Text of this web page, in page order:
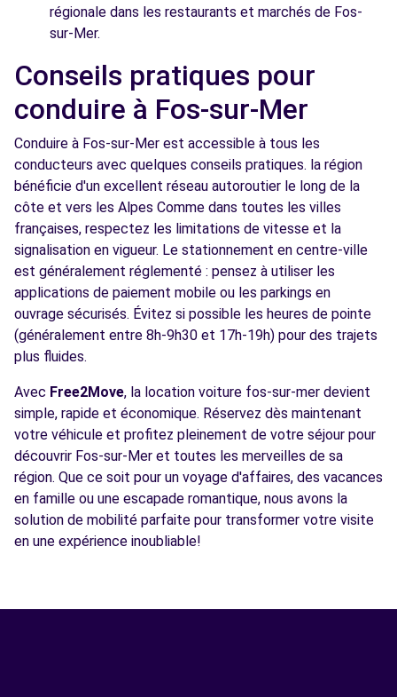
régionale dans les restaurants et marchés de Fos-
sur-Mer.
Conseils pratiques pour
conduire à Fos-sur-Mer
Conduire à Fos-sur-Mer est accessible à tous les
conducteurs avec quelques conseils pratiques. la région
bénéficie d'un excellent réseau autoroutier le long de la
côte et vers les Alpes Comme dans toutes les villes
françaises, respectez les limitations de vitesse et la
signalisation en vigueur. Le stationnement en centre-ville
est généralement réglementé : pensez à utiliser les
applications de paiement mobile ou les parkings en
ouvrage sécurisés. Évitez si possible les heures de pointe
(généralement entre 8h-9h30 et 17h-19h) pour des trajets
plus fluides.
Avec Free2Move, la location voiture fos-sur-mer devient
simple, rapide et économique. Réservez dès maintenant
votre véhicule et profitez pleinement de votre séjour pour
découvrir Fos-sur-Mer et toutes les merveilles de sa
région. Que ce soit pour un voyage d'affaires, des vacances
en famille ou une escapade romantique, nous avons la
solution de mobilité parfaite pour transformer votre visite
en une expérience inoubliable!